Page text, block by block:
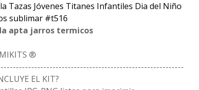
Tazas Jóvenes Titanes Infantiles Dia del Niño
sublimar #t516
apta jarros termicos
®
EL KIT?